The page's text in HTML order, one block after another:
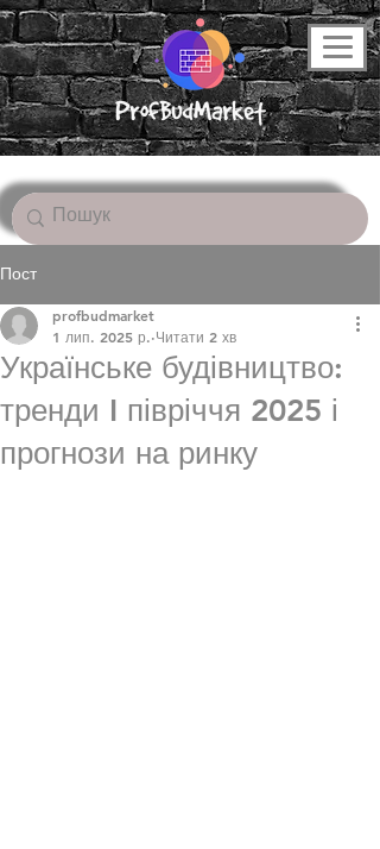
Пост
Українське будівництво:
тренди I півріччя 2025 і
прогнози на ринку
profbudmarket
1 лип. 2025 р. Читати 2 хв